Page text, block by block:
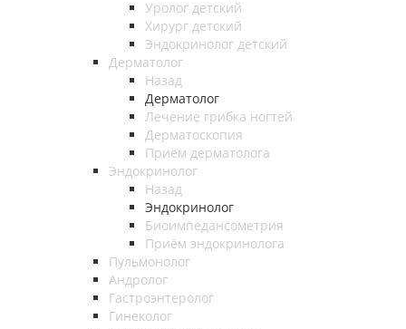
Уролог детский
Хирург детский
Эндокринолог детский
Дерматолог
Назад
Дерматолог
Лечение грибка ногтей
Дерматоскопия
Приём дерматолога
Эндокринолог
Назад
Эндокринолог
Биоимпедансометрия
Приём эндокринолога
Пульмонолог
Андролог
Гастроэнтеролог
Гинеколог